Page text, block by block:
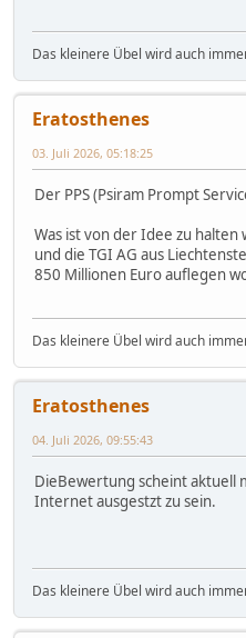
Das kleinere Übel wird auch
Eratosthenes
03. Juli 2026, 05:18:25
Der PPS (Psiram Prompt
Was ist von der Idee zu halten
und die TGI AG aus
850 Millionen Euro auflegen
Das kleinere Übel wird auch
Eratosthenes
04. Juli 2026, 09:55:43
DieBewertung scheint aktuell
Internet ausgestzt zu sein.
Das kleinere Übel wird auch